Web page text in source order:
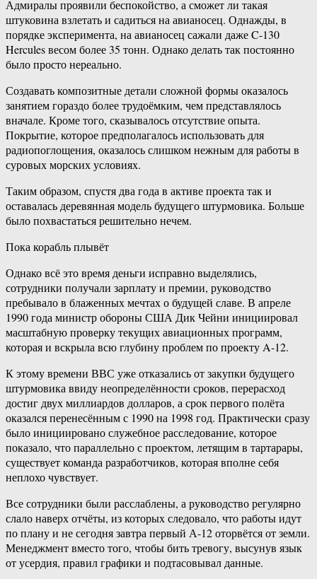
Адмиралы проявили беспокойство, а сможет ли такая
штуковина взлетать и садиться на авианосец. Однажды, в
порядке эксперимента, на авианосец сажали даже C-130
Hercules весом более 35 тонн. Однако делать так постоянно
было просто нереально.
Создавать композитные детали сложной формы оказалось
занятием гораздо более трудоёмким, чем представлялось
вначале. Кроме того, сказывалось отсутствие опыта.
Покрытие, которое предполагалось использовать для
радиопоглощения, оказалось слишком нежным для работы в
суровых морских условиях.
Таким образом, спустя два года в активе проекта так и
оставалась деревянная модель будущего штурмовика. Больше
было похвастаться решительно нечем.
Пока корабль плывёт
Однако всё это время деньги исправно выделялись,
сотрудники получали зарплату и премии, руководство
пребывало в блаженных мечтах о будущей славе. В апреле
1990 года министр обороны США Дик Чейни инициировал
масштабную проверку текущих авиационных программ,
которая и вскрыла всю глубину проблем по проекту A-12.
К этому времени ВВС уже отказались от закупки будущего
штурмовика ввиду неопределённости сроков, перерасход
достиг двух миллиардов долларов, а срок первого полёта
оказался перенесённым с 1990 на 1998 год. Практически сразу
было инициировано служебное расследование, которое
показало, что параллельно с проектом, летящим в тартарары,
существует команда разработчиков, которая вполне себя
неплохо чувствует.
Все сотрудники были расслаблены, а руководство регулярно
слало наверх отчёты, из которых следовало, что работы идут
по плану и не сегодня завтра первый А-12 оторвётся от земли.
Менеджмент вместо того, чтобы бить тревогу, высунув язык
от усердия, правил графики и подтасовывал данные.